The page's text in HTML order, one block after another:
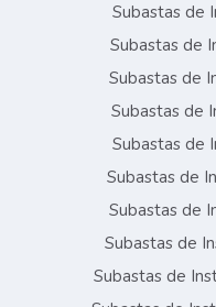
Subastas de
Subastas de
Subastas de
Subastas de
Subastas de
Subastas de
Subastas de
Subastas de
Subastas de